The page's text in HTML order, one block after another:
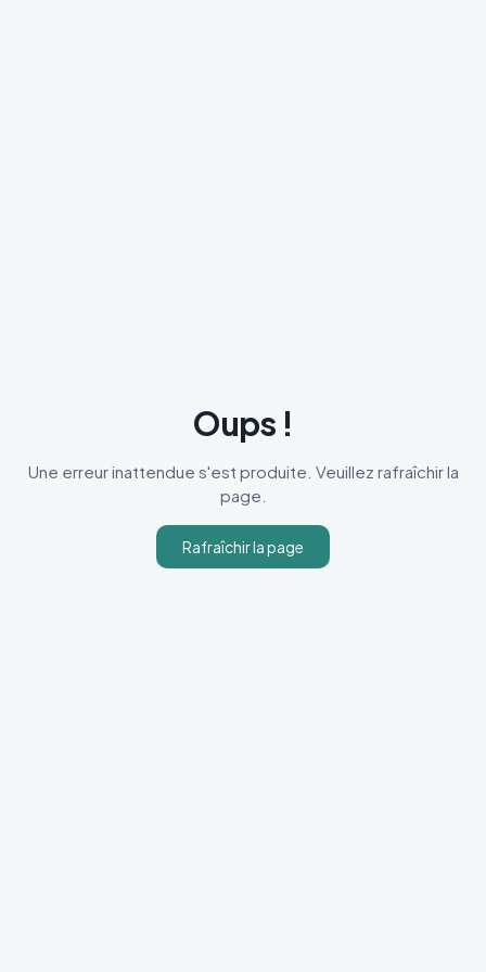
Oups !
Une erreur inattendue s'est produite. Veuillez rafraîchir la
page.
Rafraîchir la page